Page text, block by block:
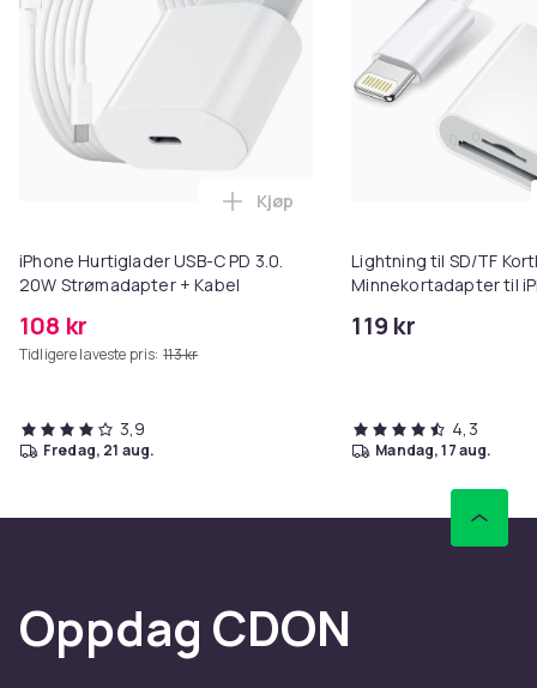
iPhone Hurtiglader USB-C PD 3.0.
20W Strømadapter + Kabel
108 kr
Tidligere laveste pris: 113 kr
Legg iPhone Hurtiglader USB-C
Kjøp
3,9
fredag, 21 aug.
Lightning til SD/TF
Minnekortadapter til
119 kr
4,3
mandag, 17 aug.
Oppdag CDON